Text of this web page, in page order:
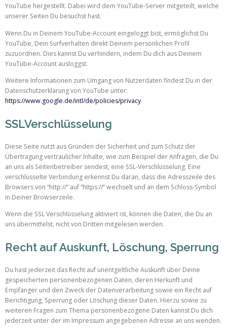
YouTube hergestellt. Dabei wird dem YouTube-Server mitgeteilt, welche
unserer Seiten Du besuchst hast.
Wenn Du in Deinem YouTube-Account eingeloggt bist, ermöglichst Du
YouTube, Dein Surfverhalten direkt Deinem persönlichen Profil
zuzuordnen. Dies kannst Du verhindern, indem Du dich aus Deinem
YouTube-Account ausloggst.
Weitere Informationen zum Umgang von Nutzerdaten findest Du in der
Datenschutzerklärung von YouTube unter:
https://www.google.de/intl/de/policies/privacy
SSLVerschlüsselung
Diese Seite nutzt aus Gründen der Sicherheit und zum Schutz der
Übertragung vertraulicher Inhalte, wie zum Beispiel der Anfragen, die Du
an uns als Seitenbetreiber sendest, eine SSL-Verschlüsselung. Eine
verschlüsselte Verbindung erkennst Du daran, dass die Adresszeile des
Browsers von “http://” auf “https://” wechselt und an dem Schloss-Symbol
in Deiner Browserzeile.
Wenn die SSL Verschlüsselung aktiviert ist, können die Daten, die Du an
uns übermittelst, nicht von Dritten mitgelesen werden.
Recht auf Auskunft, Löschung, Sperrung
Du hast jederzeit das Recht auf unentgeltliche Auskunft über Deine
gespeicherten personenbezogenen Daten, deren Herkunft und
Empfänger und den Zweck der Datenverarbeitung sowie ein Recht auf
Berichtigung, Sperrung oder Löschung dieser Daten. Hierzu sowie zu
weiteren Fragen zum Thema personenbezogene Daten kannst Du dich
jederzeit unter der im Impressum angegebenen Adresse an uns wenden.